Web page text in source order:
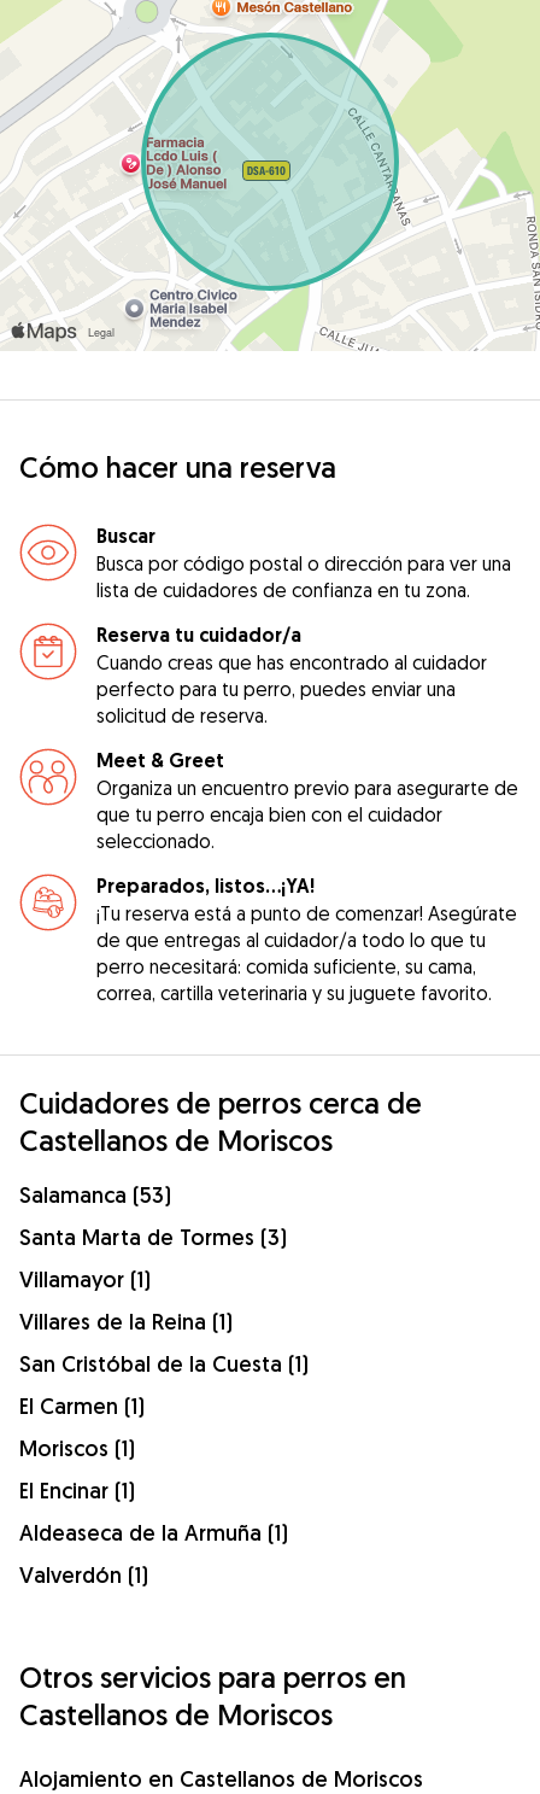
Cómo hacer una reserva
Buscar
Busca por código postal o dirección para ver una
lista de cuidadores de confianza en tu zona.
Reserva tu cuidador/a
Cuando creas que has encontrado al cuidador
perfecto para tu perro, puedes enviar una
solicitud de reserva.
Meet & Greet
Organiza un encuentro previo para asegurarte de
que tu perro encaja bien con el cuidador
seleccionado.
Preparados, listos...¡YA!
¡Tu reserva está a punto de comenzar! Asegúrate
de que entregas al cuidador/a todo lo que tu
perro necesitará: comida suficiente, su cama,
correa, cartilla veterinaria y su juguete favorito.
Cuidadores de perros cerca de
Castellanos de Moriscos
Salamanca (53)
Santa Marta de Tormes (3)
Villamayor (1)
Villares de la Reina (1)
San Cristóbal de la Cuesta (1)
El Carmen (1)
Moriscos (1)
El Encinar (1)
Aldeaseca de la Armuña (1)
Valverdón (1)
Otros servicios para perros en
Castellanos de Moriscos
Alojamiento en Castellanos de Moriscos